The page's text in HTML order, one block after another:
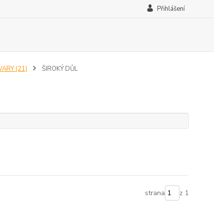
Přihlášení
(21) ŠIROKÝ DŮL
strana z 1